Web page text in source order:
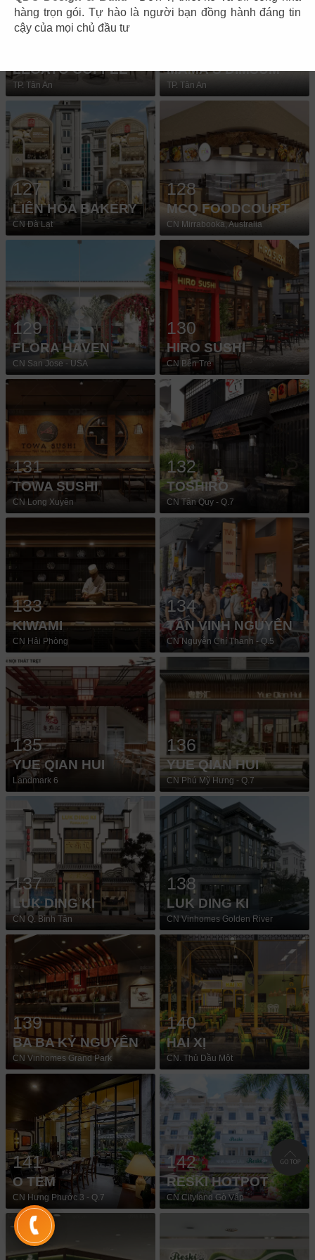
hàng trọn gói. Tự hào là người bạn đồng hành đáng tin
cậy của mọi chủ đầu tư
LEGATO COFFEE
TP. Tân An
MAMA'S DIMSUM
TP. Tân An
127
LIÊN HOA BAKERY
CN Đà Lạt
128
MCQ FOODCOURT
CN Mirrabooka, Australia
129
FLORA HAVEN
CN San Jose - USA
130
HIRO SUSHI
CN Bến Tre
131
TOWA SUSHI
CN Long Xuyên
132
TOSHIRO
CN Tân Quy - Q.7
133
KIWAMI
CN Hải Phòng
134
TÂN VINH NGUYÊN
CN Nguyễn Chí Thanh - Q.5
135
YUE QIAN HUI
Landmark 6
136
YUE QIAN HUI
CN Phú Mỹ Hưng - Q.7
137
LUK DING KI
CN Q. Bình Tân
138
LUK DING KI
CN Vinhomes Golden River
139
BA BA KỶ NGUYÊN
CN Vinhomes Grand Park
140
HAI XỊ
CN. Thủ Dầu Một
141
O TEM
CN Hưng Phước 3 - Q.7
142
RESKI HOTPOT
CN Cityland Gò Vấp